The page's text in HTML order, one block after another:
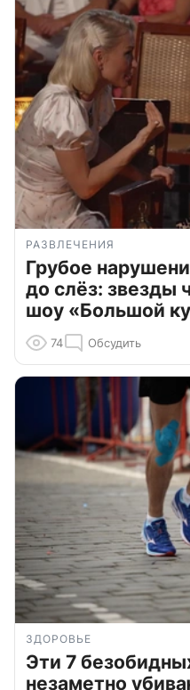
РАЗВЛЕЧЕНИЯ
Грубое
до слёз: звезды
шоу «Большой
74 Обсудить
ЗДОРОВЬЕ
Эти 7
незаметно